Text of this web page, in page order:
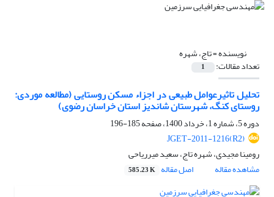
نویسنده =تاج، شهره
تعداد مقالات: 1
تحلیل تاثیرعوامل طبیعی در اجزاء مسکن روستایی (مطالعه موردی:
روستای کنگ، شهرستان شاندیز استان خراسان رضوی)
دوره 5، شماره 1، خرداد 1400، صفحه
185-196
JGET-2011-1216(R2)
رومینا مجیدی، شهره تاج، سعید میرریاحی
مشاهده مقاله
اصل مقاله 585.23 K